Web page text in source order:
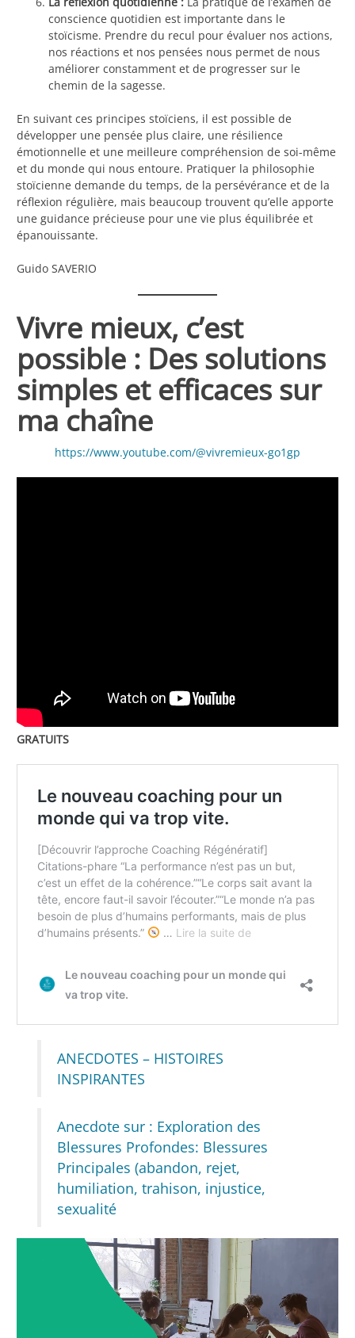
conscience quotidien est importante dans le
stoïcisme. Prendre du recul pour évaluer nos actions,
nos réactions et nos pensées nous permet de nous
améliorer constamment et de progresser sur le
chemin de la sagesse.
En suivant ces principes stoïciens, il est possible de
développer une pensée plus claire, une résilience
émotionnelle et une meilleure compréhension de soi-même
et du monde qui nous entoure. Pratiquer la philosophie
stoïcienne demande du temps, de la persévérance et de la
réflexion régulière, mais beaucoup trouvent qu’elle apporte
une guidance précieuse pour une vie plus équilibrée et
épanouissante.
Guido SAVERIO
Vivre mieux, c’est
possible : Des solutions
simples et efficaces sur
ma chaîne
https://www.youtube.com/@vivremieux-go1gp
GRATUITS
ANECDOTES – HISTOIRES
INSPIRANTES
Anecdote sur : Exploration des
Blessures Profondes: Blessures
Principales (abandon, rejet,
humiliation, trahison, injustice,
sexualité